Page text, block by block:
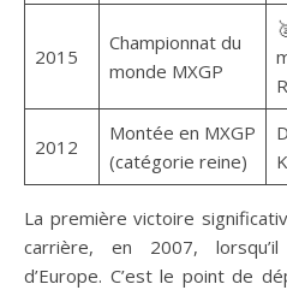
2015
Championnat du
monde MXGP
2012
Montée en MXGP
(catégorie reine)
La première victoire
carrière, en 2007,
d’Europe. C’est le point de